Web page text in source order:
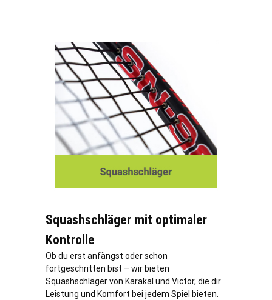
Squashschläger mit optimaler
Kontrolle
Ob du erst anfängst oder schon
fortgeschritten bist – wir bieten
Squashschläger von Karakal und Victor, die dir
Leistung und Komfort bei jedem Spiel bieten.